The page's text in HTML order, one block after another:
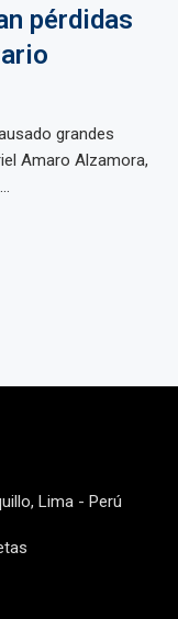
pérdidas
grandes
Amaro Alzamora,
Lima - Perú